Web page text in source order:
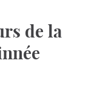
de la